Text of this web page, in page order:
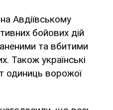
Авдіївському
бойових дій
та вбитими
Також українські
одиниць ворожої